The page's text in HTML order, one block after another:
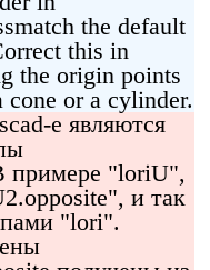
the default
this in
the origin points
cone or a cylinder.
е являются
примере "loriU",
и так
"lori".